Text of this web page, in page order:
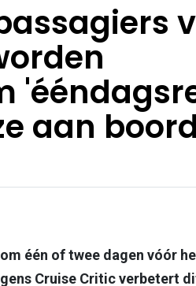
aan
één of twee dagen vóór
Cruise Critic verbetert